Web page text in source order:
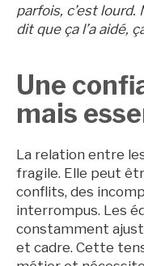
parfois, c’est
dit que ça l’a aidé,
Une
mais
La relation entre
fragile. Elle peut
conflits, des
interrompus. Les
constamment
et cadre. Cette